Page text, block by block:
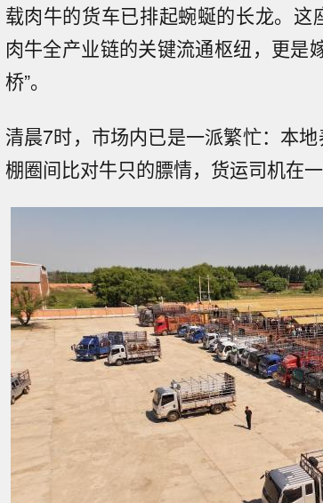
载肉牛的货车已排起蜿蜒的长龙。
肉牛全产业链的关键流通枢纽，更是
桥”。
清晨7时，市场内已是一派繁忙：本
棚圈间比对牛只的膘情，货运司机在一